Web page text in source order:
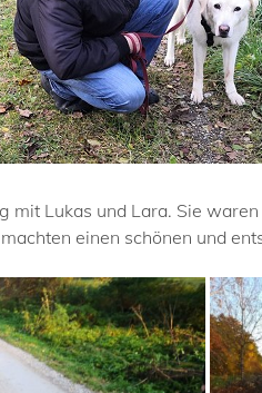
mit Lukas und Lara. Sie
einen schönen und